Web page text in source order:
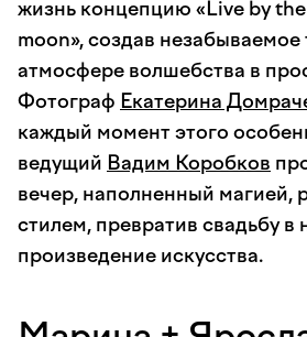
жизнь концепцию «Live by
moon», создав незабываемое
атмосфере волшебства в
Фотограф Екатерина
каждый момент этого
ведущий Вадим Коробков
вечер, наполненный магией,
стилем, превратив свадьбу в
произведение искусства.